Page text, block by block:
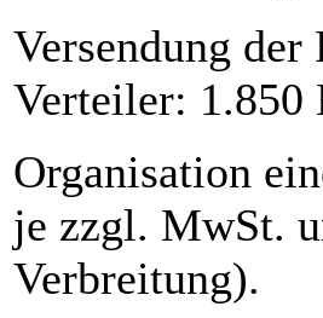
Versendung
Verteiler: 1.850
Organisation
je zzgl. MwSt.
Verbreitung).